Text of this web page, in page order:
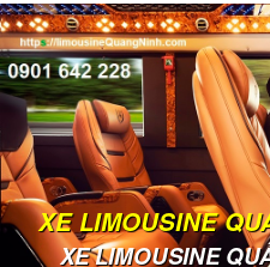
XE LIMOUSINE
XE LIMOUSINE